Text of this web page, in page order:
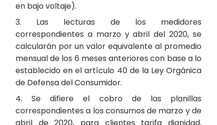
en bajo voltaje).
3. Las lecturas de los medidores
correspondientes a marzo y abril del 2020, se
calcularán por un valor equivalente al promedio
mensual de los 6 meses anteriores con base a lo
establecido en el artículo 40 de la Ley Orgánica
de Defensa del Consumidor.
4. Se difiere el cobro de las planillas
correspondientes a los consumos de marzo y de